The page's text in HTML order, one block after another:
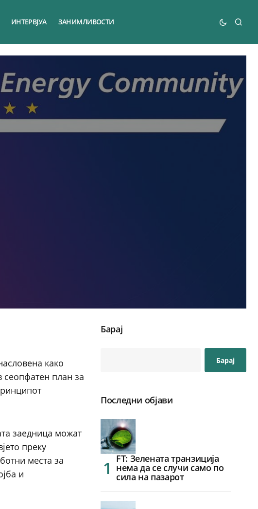
ИНТЕРВЈУА ЗАНИМЛИВОСТИ
како
сеопфатен план за
заедница можат
преку
места за
и
Барај
Барај
Последни објави
FT: Зелената транзиција
нема да се случи само по
сила на пазарот